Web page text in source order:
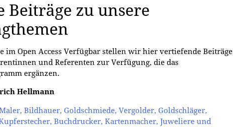
Beiträge zu unsere
im Open Access Verfügbar stellen wir hier vertiefende Beiträge
und Referenten zur Verfügung, die das
ergänzen.
Hellmann
Bildhauer, Goldschmiede, Vergolder, Goldschläger,
Buchdrucker, Kartenmacher, Juweliere und